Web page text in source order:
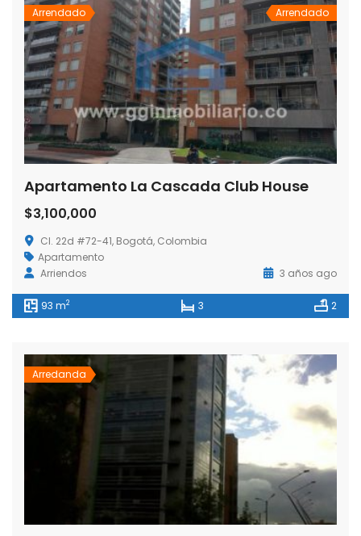
Arrendado Arrendado
Apartamento La Cascada Club House
$3,100,000
Cl. 22d #72-41, Bogotá, Colombia
Apartamento
Arriendos
3 años ago
93 m2 3 2
Arredanda